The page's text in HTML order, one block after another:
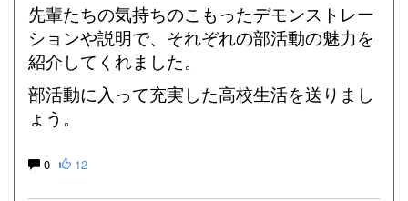
先輩たちの気持ちのこもったデモンストレー
ションや説明で、それぞれの部活動の魅力を
紹介してくれました。
部活動に入って充実した高校生活を送りまし
ょう。
0 12